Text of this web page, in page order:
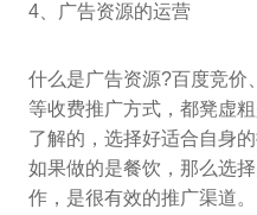
4、广告资源的运营
什么是广告资源?百度竞价
等收费推广方式，都凳虚
了解的，选择好适合自身
如果做的是餐饮，那么选
作，是很有效的推广渠道。